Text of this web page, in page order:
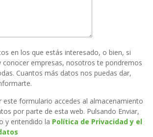
en los que estás interesado, o bien, si
conocer empresas, nosotros te pondremos
Cuantos más datos nos puedas dar,
este formulario accedes al almacenamiento
por parte de esta web. Pulsando Enviar,
y entendido la Política de Privacidad y el